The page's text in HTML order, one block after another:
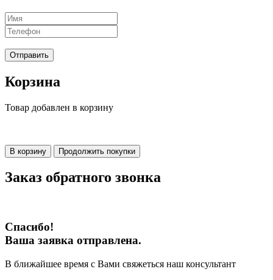
Отправить
Корзина
Товар добавлен в корзину
В корзину Продолжить покупки
Заказ обратного звонка
Спасибо!
Ваша заявка отправлена.
В ближайшее время с Вами свяжеться наш консультант